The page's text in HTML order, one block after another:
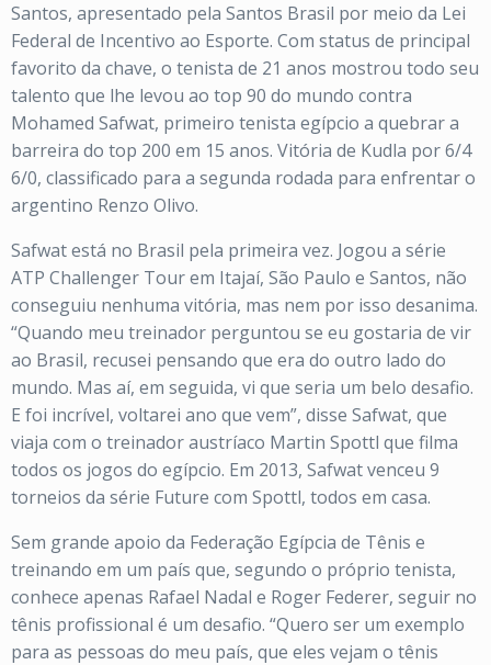
Santos, apresentado pela Santos Brasil por meio da Lei
Federal de Incentivo ao Esporte. Com status de principal
favorito da chave, o tenista de 21 anos mostrou todo seu
talento que lhe levou ao top 90 do mundo contra
Mohamed Safwat, primeiro tenista egípcio a quebrar a
barreira do top 200 em 15 anos. Vitória de Kudla por 6/4
6/0, classificado para a segunda rodada para enfrentar o
argentino Renzo Olivo.
Safwat está no Brasil pela primeira vez. Jogou a série
ATP Challenger Tour em Itajaí, São Paulo e Santos, não
conseguiu nenhuma vitória, mas nem por isso desanima.
“Quando meu treinador perguntou se eu gostaria de vir
ao Brasil, recusei pensando que era do outro lado do
mundo. Mas aí, em seguida, vi que seria um belo desafio.
E foi incrível, voltarei ano que vem”, disse Safwat, que
viaja com o treinador austríaco Martin Spottl que filma
todos os jogos do egípcio. Em 2013, Safwat venceu 9
torneios da série Future com Spottl, todos em casa.
Sem grande apoio da Federação Egípcia de Tênis e
treinando em um país que, segundo o próprio tenista,
conhece apenas Rafael Nadal e Roger Federer, seguir no
tênis profissional é um desafio. “Quero ser um exemplo
para as pessoas do meu país, que eles vejam o tênis